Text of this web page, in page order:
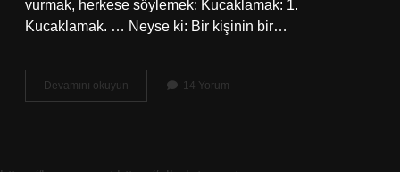
vurmak, herkese söylemek: Kucaklamak: 1.
Kucaklamak. … Neyse ki: Bir kişinin bir…
Devamını okuyun Üstesinden
Gelmek
14 Yorum